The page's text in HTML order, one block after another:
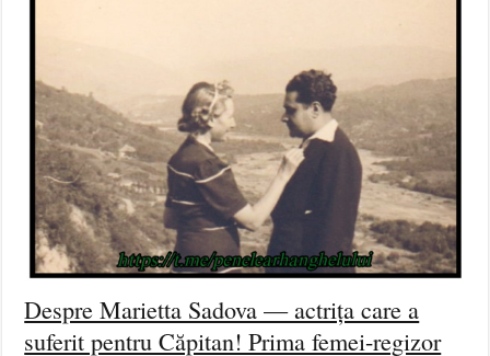
Despre Marietta Sadova — actrița care a
suferit pentru Căpitan! Prima femei-regizor